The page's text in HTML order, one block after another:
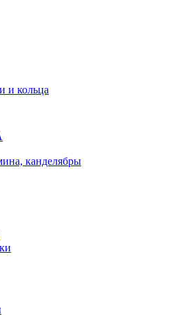
и кольца
канделябры